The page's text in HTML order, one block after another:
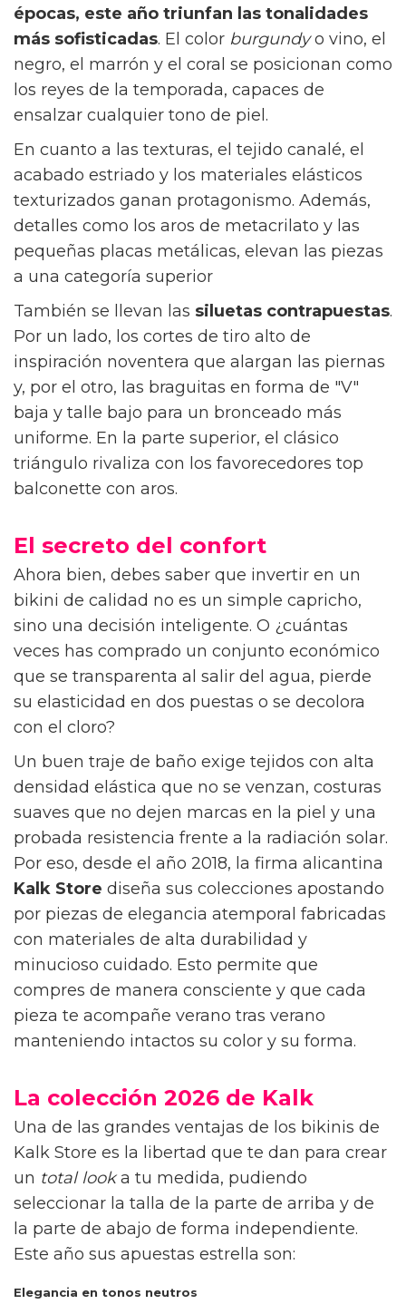
épocas, este año triunfan las tonalidades
más sofisticadas. El color burgundyo vino, el
negro, el marrón y el coral se posicionan como
los reyes de la temporada, capaces de
ensalzar cualquier tono de piel.
En cuanto a las texturas, el tejido canalé, el
acabado estriado y los materiales elásticos
texturizados ganan protagonismo. Además,
detalles como los aros de metacrilato y las
pequeñas placas metálicas, elevan las piezas
a una categoría superior
También se llevan las siluetas contrapuestas.
Por un lado, los cortes de tiro alto de
inspiración noventera que alargan las piernas
y, por el otro, las braguitas en forma de "V"
baja y talle bajo para un bronceado más
uniforme. En la parte superior, el clásico
triángulo rivaliza con los favorecedores top
balconette con aros.
El secreto del confort
Ahora bien, debes saber que invertir en un
bikini de calidad no es un simple capricho,
sino una decisión inteligente. O ¿cuántas
veces has comprado un conjunto económico
que se transparenta al salir del agua, pierde
su elasticidad en dos puestas o se decolora
con el cloro?
Un buen traje de baño exige tejidos con alta
densidad elástica que no se venzan, costuras
suaves que no dejen marcas en la piel y una
probada resistencia frente a la radiación solar.
Por eso, desde el año 2018, la firma alicantina
Kalk Store diseña sus colecciones apostando
por piezas de elegancia atemporal fabricadas
con materiales de alta durabilidad y
minucioso cuidado. Esto permite que
compres de manera consciente y que cada
pieza te acompañe verano tras verano
manteniendo intactos su color y su forma.
La colección 2026 de Kalk
Una de las grandes ventajas de los bikinis de
Kalk Store es la libertad que te dan para crear
un total looka tu medida, pudiendo
seleccionar la talla de la parte de arriba y de
la parte de abajo de forma independiente.
Este año sus apuestas estrella son:
Elegancia en tonos neutros